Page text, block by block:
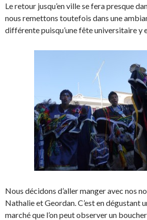
Le retour jusqu’en ville se fera presque
nous remettons toutefois dans une
différente puisqu’une fête universitaire y
Nous décidons d’aller manger avec nos
Nathalie et Geordan. C’est en dégustant
marché que l’on peut observer un